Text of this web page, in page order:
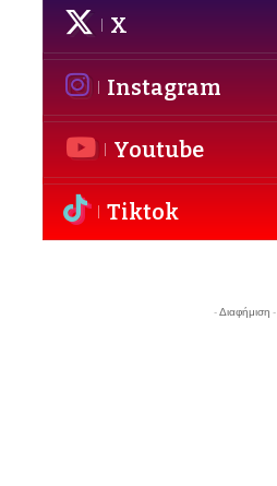
X
Instagram
Youtube
Tiktok
- Διαφήμιση -